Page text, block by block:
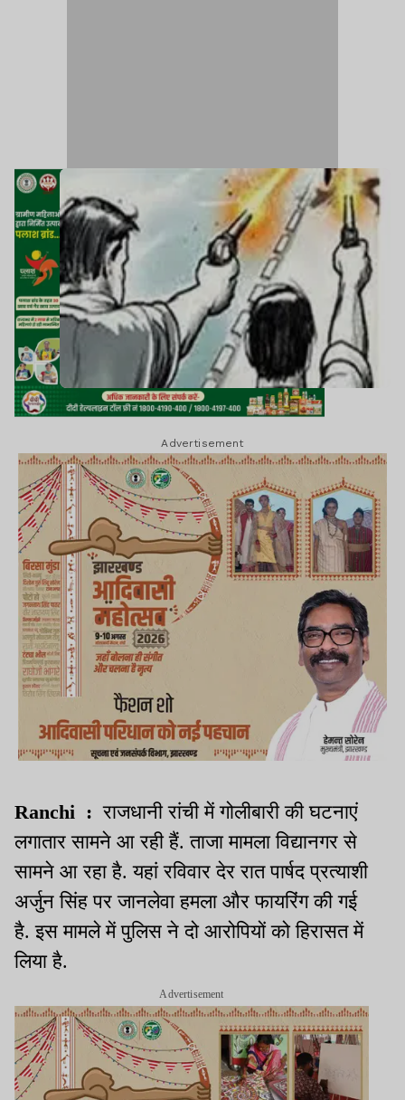
Advertisement
Ranchi : राजधानी रांची में गोलीबारी की घटनाएं
लगातार सामने आ रही हैं. ताजा मामला विद्यानगर से
सामने आ रहा है. यहां रविवार देर रात पार्षद प्रत्याशी
अर्जुन सिंह पर जानलेवा हमला और फायरिंग की गई
है. इस मामले में पुलिस ने दो आरोपियों को हिरासत में
लिया है.
Advertisement